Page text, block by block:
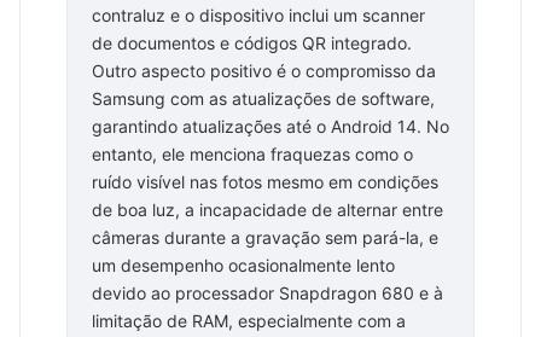
contraluz e o dispositivo inclui um scanner
de documentos e códigos QR integrado.
Outro aspecto positivo é o compromisso da
Samsung com as atualizações de software,
garantindo atualizações até o Android 14. No
entanto, ele menciona fraquezas como o
ruído visível nas fotos mesmo em condições
de boa luz, a incapacidade de alternar entre
câmeras durante a gravação sem pará-la, e
um desempenho ocasionalmente lento
devido ao processador Snapdragon 680 e à
limitação de RAM, especialmente com a